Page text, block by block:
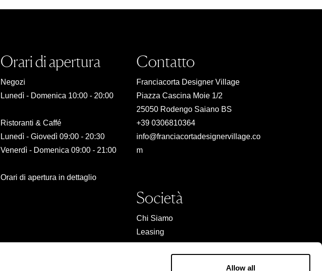
Allow all
Orari di apertura
Negozi
Lunedì - Domenica 10:00 - 20:00
Ristoranti & Caffé
Lunedì - Giovedì 09:00 - 20:30
Venerdì - Domenica 09:00 - 21:00
Orari di apertura in dettaglio
Contatto
Franciacorta Designer Village
Piazza Cascina Moie 1/2
25050 Rodengo Saiano BS
+39 0306810364
info@franciacortadesignervillage.co
m
Società
Chi Siamo
Leasing